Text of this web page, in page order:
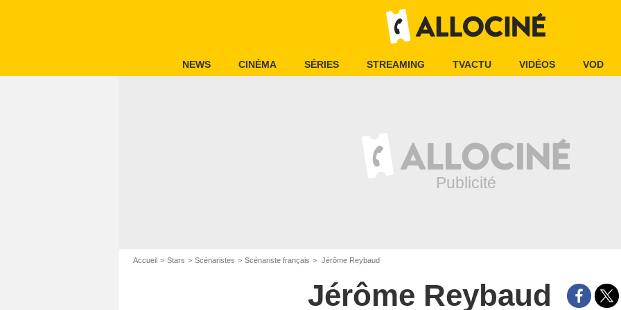
NEWS CINÉMA SÉRIES STREAMING TVACTU VIDÉOS VOD
Accueil Stars Scénaristes Scénariste français Jérôme Reybaud
Jérôme Reybaud